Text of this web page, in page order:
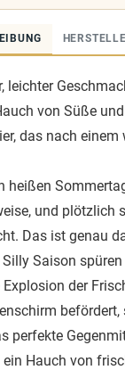
leichter
von Süße
das nach einem
heißen
und plötzlich
Das ist genau
Saison
der
perfekte
Hauch von